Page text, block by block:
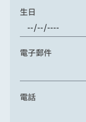
生日
電子郵件
電話